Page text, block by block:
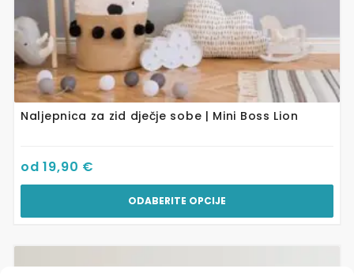
Naljepnica za zid dječje sobe | Mini Boss Lion
od19,90 €
ODABERITE OPCIJE